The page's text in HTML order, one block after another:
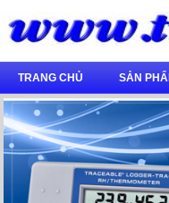
TRANG CHỦ SẢN